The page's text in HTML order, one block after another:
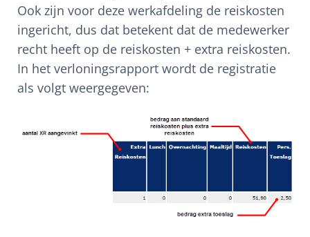
Ook zijn voor deze werkafdeling de reiskosten
ingericht, dus dat betekent dat de medewerker
recht heeft op de reiskosten + extra reiskosten.
In het verloningsrapport wordt de registratie
als volgt weergegeven: